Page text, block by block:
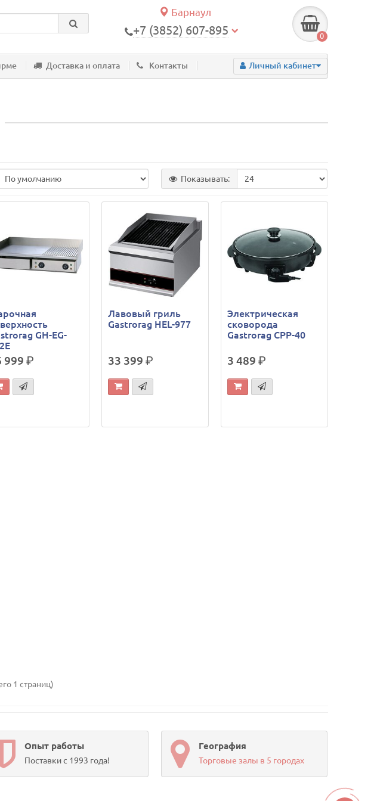
Барнаул
+7 (3852) 607-895 0
Доставка и оплата Контакты Личный кабинет
Показывать:
GH-EG-
999 р.
Лавовый гриль
Gastrorag HEL-977
33 399 р.
Электрическая
сковорода
Gastrorag CPP-40
3 489 р.
1 страниц)
Опыт работы
Поставки с 1993 года!
География
Торговые залы в 5 городах